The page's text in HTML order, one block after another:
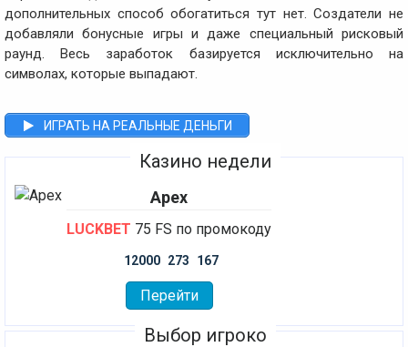
Казино недели
Apex
LUCKBET 75 FS по промокоду
12000 273 167
Перейти
Выбор игроко
дополнительных способ обогатиться тут нет. Создатели не
добавляли бонусные игры и даже специальный рисковый
раунд. Весь заработок базируется исключительно на
символах, которые выпадают.
ИГРАТЬ НА РЕАЛЬНЫЕ ДЕНЬГИ